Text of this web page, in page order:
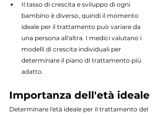
Il tasso di crescita e sviluppo di ogni
bambino è diverso, quindi il momento
ideale per il trattamento può variare da
una persona all'altra. I medici valutano i
modelli di crescita individuali per
determinare il piano di trattamento più
adatto.
Importanza dell'età ideale
Determinare l'età ideale per il trattamento del